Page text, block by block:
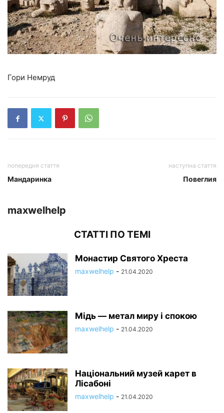
Гори Немруд
попередня стаття
Мандаринка
наступна стаття
Повеглия
maxwelhelp
СТАТТІ ПО ТЕМІ
Монастир Святого Хреста
maxwelhelp - 21.04.2020
Мідь — метал миру і спокою
maxwelhelp - 21.04.2020
Національний музей карет в
Лісабоні
maxwelhelp - 21.04.2020